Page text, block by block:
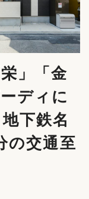
」「金
ディに
下鉄名
の交通至